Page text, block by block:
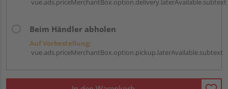
vue.ads.priceMerchantBox.option.delivery.laterAvailable.subtext
Beim Händler abholen
Auf Vorbestellung:
vue.ads.priceMerchantBox.option.pickup.laterAvailable.subtext